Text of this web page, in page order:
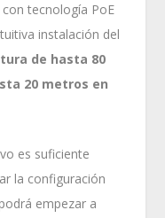
tecnología PoE
instalación del
de hasta 80
20 metros en
es suficiente
la configuración
empezar a